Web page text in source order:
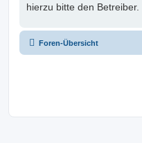
hierzu bitte den Betreiber.
Foren-Übersicht